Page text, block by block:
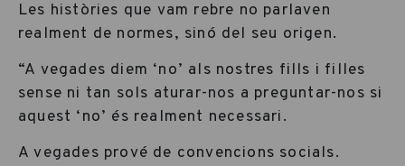
Les històries que vam rebre no parlaven
realment de normes, sinó del seu origen.
“A vegades diem ‘no’ als nostres fills i filles
sense ni tan sols aturar-nos a preguntar-nos si
aquest ‘no’ és realment necessari.
A vegades prové de convencions socials.